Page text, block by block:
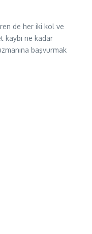
de her iki kol ve
kaybı ne kadar
başvurmak